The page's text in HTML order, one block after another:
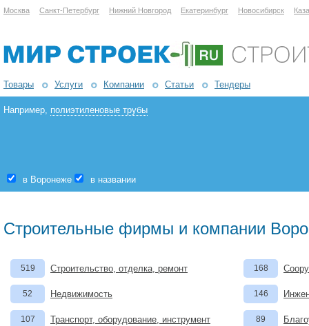
Москва Санкт-Петербург Нижний Новгород Екатеринбург Новосибирск
Товары Услуги Компании Статьи Тендеры
Например, полиэтиленовые трубы
в Воронеже в названии
Строительные фирмы и компании
519 Строительство, отделка, ремонт
52 Недвижимость
107 Транспорт, оборудование, инструмент
168
146
89